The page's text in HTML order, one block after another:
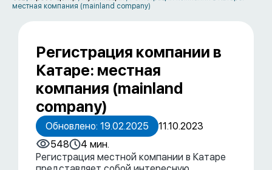
местная компания (mainland company)
Регистрация компании в
Катаре: местная
компания (mainland
company)
Обновлено: 19.02.2025
11.10.2023
548
4 мин.
Регистрация местной компании в Катаре